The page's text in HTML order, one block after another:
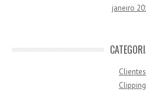
janeiro
Clientes
Clipping